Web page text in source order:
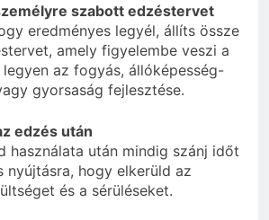
szabott edzéstervet
eredményes legyél, állíts össze
amely figyelembe veszi a
az fogyás, állóképesség-
gyorsaság fejlesztése.
edzés után
használata után mindig szánj időt
nyújtásra, hogy elkerüld az
és a sérüléseket.